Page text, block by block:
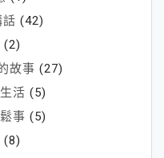
話 (42)
(2)
故事 (27)
活 (5)
事 (5)
(8)